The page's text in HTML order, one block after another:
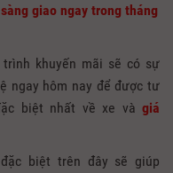
giao ngay trong tháng
khuyến mãi sẽ có sự
ngay hôm nay để được tư
biệt nhất về xe và giá
biệt trên đây sẽ giúp